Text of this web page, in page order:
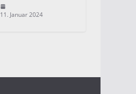
11. Januar 2024